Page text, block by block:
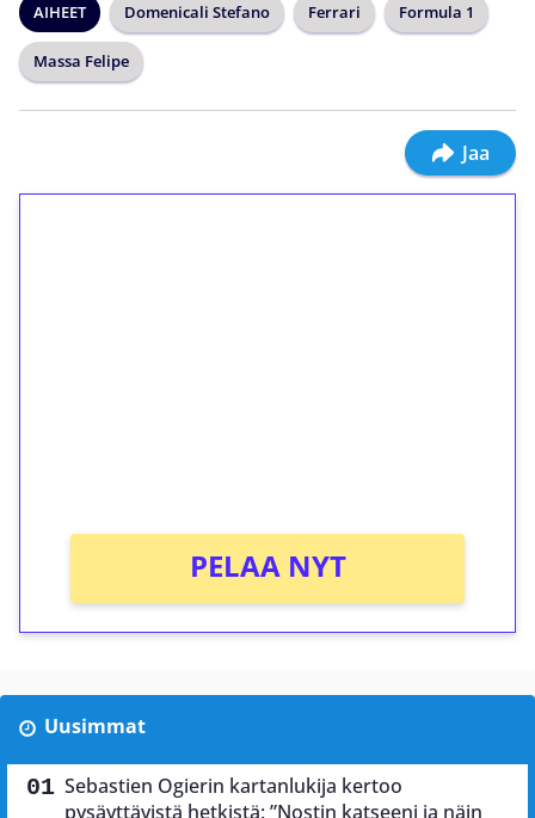
AIHEET Domenicali Stefano Ferrari Formula 1
Massa Felipe
Jaa
PELAA NYT
Uusimmat
Sebastien Ogierin kartanlukija kertoo
pysäyttävistä hetkistä: ”Nostin katseeni ja näin